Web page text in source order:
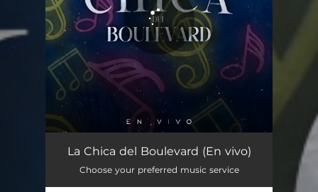
La Chica del Boulevard (En vivo) 03:03
La Chica del Boulevard (En vivo)
Choose your preferred music service